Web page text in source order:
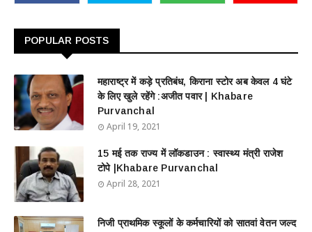
POPULAR POSTS
महाराष्ट्र में कड़े प्रतिबंध, किराना स्टोर अब केवल 4 घंटे
के लिए खुले रहेंगे :अजीत पवार | Khabare
Purvanchal
April 19, 2021
15 मई तक राज्य में लॉकडाउन : स्वास्थ्य मंत्री राजेश
टोपे |Khabare Purvanchal
April 28, 2021
निजी प्राथमिक स्कूलों के कर्मचारियों को सातवां वेतन जल्द